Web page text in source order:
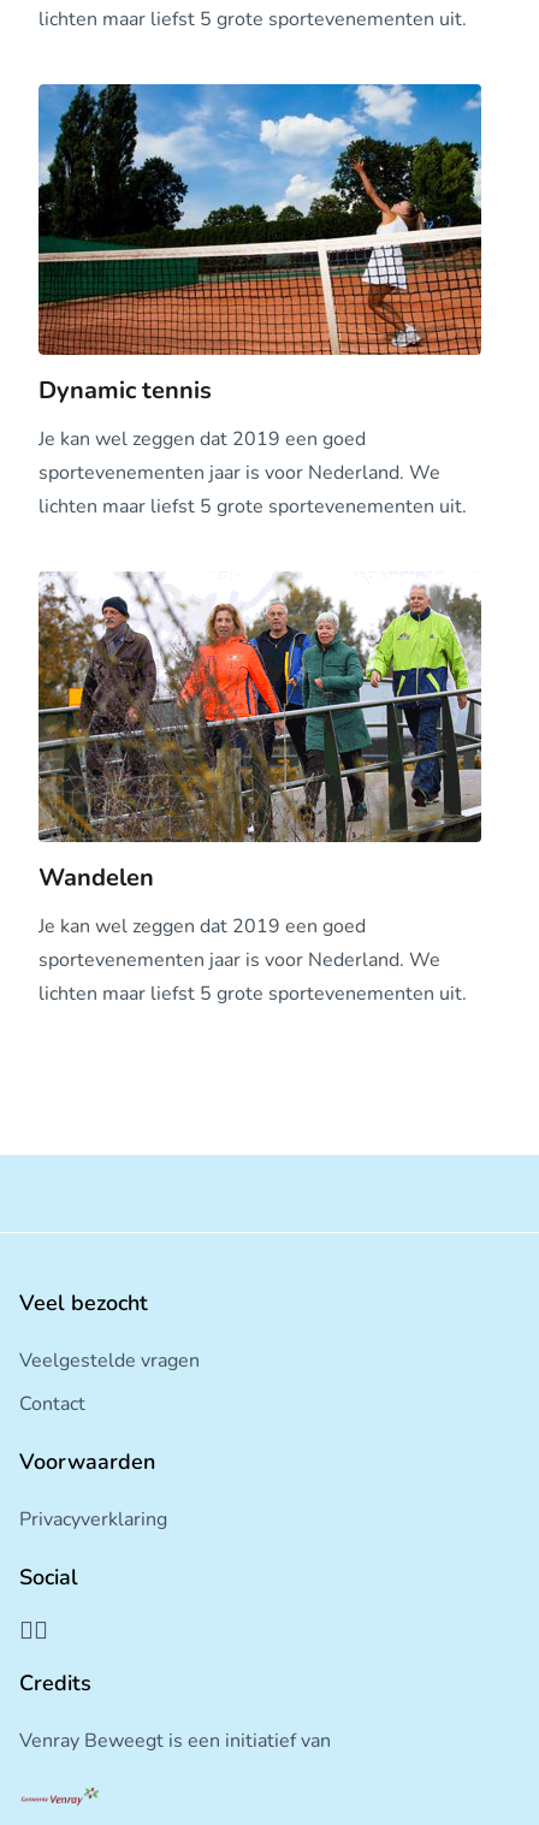
lichten maar liefst 5 grote sportevenementen uit.
Dynamic tennis
Je kan wel zeggen dat 2019 een goed
sportevenementen jaar is voor Nederland. We
lichten maar liefst 5 grote sportevenementen uit.
Wandelen
Je kan wel zeggen dat 2019 een goed
sportevenementen jaar is voor Nederland. We
lichten maar liefst 5 grote sportevenementen uit.
Veel bezocht
Veelgestelde vragen
Contact
Voorwaarden
Privacyverklaring
Social
Credits
Venray Beweegt is een initiatief van